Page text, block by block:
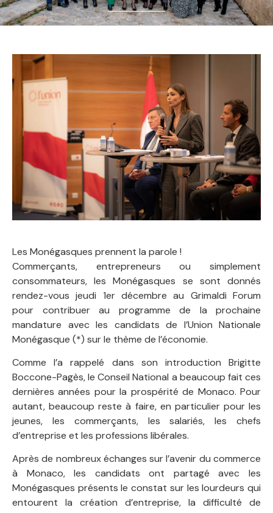
Les Monégasques prennent la parole !
Commerçants, entrepreneurs ou simplement
consommateurs, les Monégasques se sont donnés
rendez-vous jeudi 1er décembre au Grimaldi Forum
pour contribuer au programme de la prochaine
mandature avec les candidats de l’Union Nationale
Monégasque (*) sur le thème de l’économie.
Comme l’a rappelé dans son introduction Brigitte
Boccone-Pagès, le Conseil National a beaucoup fait ces
dernières années pour la prospérité de Monaco. Pour
autant, beaucoup reste à faire, en particulier pour les
jeunes, les commerçants, les salariés, les chefs
d’entreprise et les professions libérales.
Après de nombreux échanges sur l’avenir du commerce
à Monaco, les candidats ont partagé avec les
Monégasques présents le constat sur les lourdeurs qui
entourent la création d’entreprise, la difficulté de